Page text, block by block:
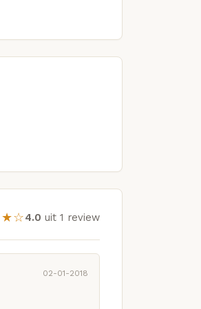
4.0 uit 1 review
02-01-2018